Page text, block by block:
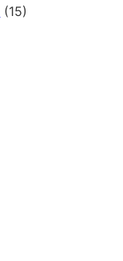
(15)